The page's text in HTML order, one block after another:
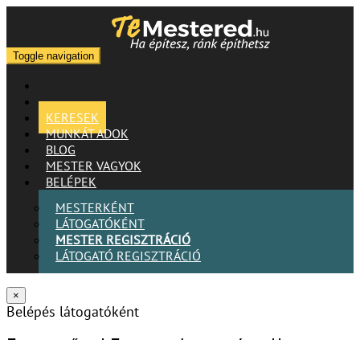
Toggle navigation
KERESEK
MUNKÁT ADOK
BLOG
MESTER VAGYOK
BELÉPEK
MESTERKÉNT
LÁTOGATÓKÉNT
MESTER REGISZTRÁCIÓ
LÁTOGATÓ REGISZTRÁCIÓ
×
Belépés látogatóként